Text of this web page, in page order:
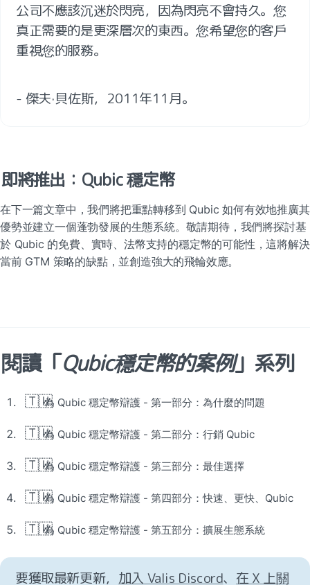
公司不應該沉迷於閃亮，因為閃亮不會持久。您
真正需要的是更深層次的東西。您希望您的客戶
重視您的服務。
- 傑夫·貝佐斯，2011年11月。
即將推出：Qubic 穩定幣
在下一篇文章中，我們將把重點轉移到 Qubic 如何有效地推廣其
優勢並建立一個蓬勃發展的生態系統。敬請期待，我們將探討基
於 Qubic 的免費、實時、法幣支持的穩定幣的可能性，這將解決
當前 GTM 策略的缺點，並創造強大的飛輪效應。
閱讀「Qubic穩定幣的案例」系列
🇹🇼為 Qubic 穩定幣辯護 - 第一部分：為什麼的問題
🇹🇼為 Qubic 穩定幣辯護 - 第二部分：行銷 Qubic
🇹🇼為 Qubic 穩定幣辯護 - 第三部分：最佳選擇
🇹🇼為 Qubic 穩定幣辯護 - 第四部分：快速、更快、Qubic
🇹🇼為 Qubic 穩定幣辯護 - 第五部分：擴展生態系統
要獲取最新更新， 加入 Valis Discord、 在 X 上關